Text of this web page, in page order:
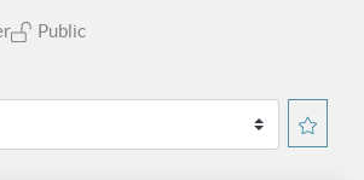
Public